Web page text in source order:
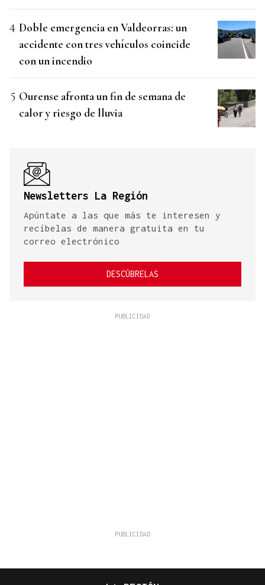
Doble emergencia en Valdeorras: un
accidente con tres vehículos coincide
con un incendio
Ourense afronta un fin de semana de
calor y riesgo de lluvia
Newsletters La Región
Apúntate a las que más te interesen y
recíbelas de manera gratuita en tu
correo electrónico
DESCÚBRELAS